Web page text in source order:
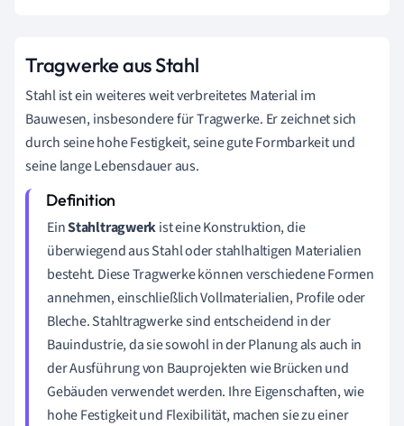
Tragwerke aus Stahl
Stahl ist ein weiteres weit verbreitetes Material im
Bauwesen, insbesondere für Tragwerke. Er zeichnet sich
durch seine hohe Festigkeit, seine gute Formbarkeit und
seine lange Lebensdauer aus.
EinStahltragwerkist eine Konstruktion, die
überwiegend aus Stahl oder stahlhaltigen Materialien
besteht. Diese Tragwerke können verschiedene Formen
annehmen, einschließlich Vollmaterialien, Profile oder
Bleche. Stahltragwerke sind entscheidend in der
Bauindustrie, da sie sowohl in der Planung als auch in
der Ausführung von Bauprojekten wie Brücken und
Gebäuden verwendet werden. Ihre Eigenschaften, wie
hohe Festigkeit und Flexibilität, machen sie zu einer